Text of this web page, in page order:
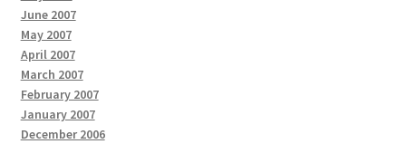
June 2007
May 2007
April 2007
March 2007
February 2007
January 2007
December 2006